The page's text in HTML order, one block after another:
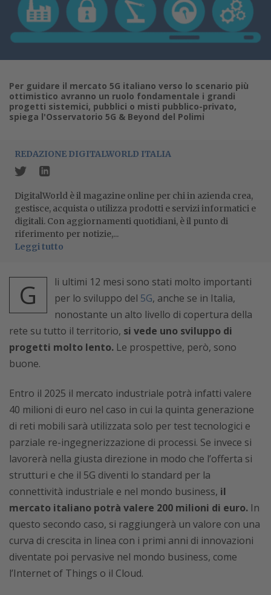
Per guidare il mercato 5G italiano verso lo scenario più
ottimistico avranno un ruolo fondamentale i grandi
progetti sistemici, pubblici o misti pubblico-privato,
spiega l'Osservatorio 5G & Beyond del Polimi
REDAZIONE DIGITALWORLD ITALIA
DigitalWorld è il magazine online per chi in azienda crea,
gestisce, acquista o utilizza prodotti e servizi informatici e
digitali. Con aggiornamenti quotidiani, è il punto di
riferimento per notizie,...
Leggi tutto
G
li ultimi 12 mesi sono stati molto importanti
per lo sviluppo del 5G, anche se in Italia,
nonostante un alto livello di copertura della
rete su tutto il territorio, si vede uno sviluppo di
progetti molto lento. Le prospettive, però, sono
buone.
Entro il 2025 il mercato industriale potrà infatti valere
40 milioni di euro nel caso in cui la quinta generazione
di reti mobili sarà utilizzata solo per test tecnologici e
parziale re-ingegnerizzazione di processi. Se invece si
lavorerà nella giusta direzione in modo che l’offerta si
strutturi e che il 5G diventi lo standard per la
connettività industriale e nel mondo business, il
mercato italiano potrà valere 200 milioni di euro. In
questo secondo caso, si raggiungerà un valore con una
curva di crescita in linea con i primi anni di innovazioni
diventate poi pervasive nel mondo business, come
l’Internet of Things o il Cloud.